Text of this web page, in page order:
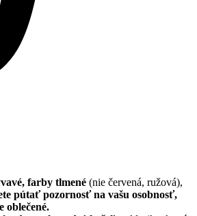
farby tlmené (nie červená, ružová),
pútať pozornosť na vašu osobnosť,
oblečené.